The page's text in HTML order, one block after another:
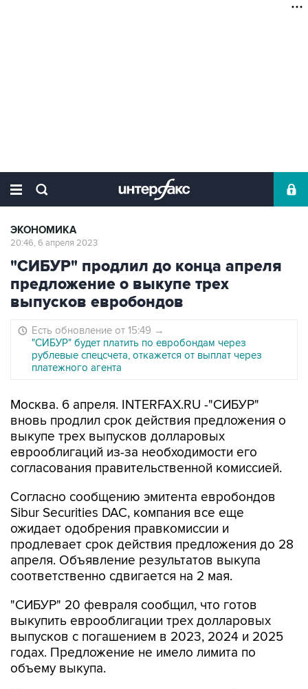
ЭКОНОМИКА
20:46, 6 апреля 2023
"СИБУР" продлил до конца апреля
предложение о выкупе трех
выпусков евробондов
Есть обновление от 15:49 →
"СИБУР" будет платить по евробондам через
рублевые спецсчета, откажется от выплат через
платежного агента
Москва. 6 апреля. INTERFAX.RU -"СИБУР"
вновь продлил срок действия предложения о
выкупе трех выпусков долларовых
еврооблигаций из-за необходимости его
согласования правительственной комиссией.
Согласно сообщению эмитента евробондов
Sibur Securities DAC, компания все еще
ожидает одобрения правкомиссии и
продлевает срок действия предложения до 28
апреля. Объявление результатов выкупа
соответственно сдвигается на 2 мая.
"СИБУР" 20 февраля сообщил, что готов
выкупить еврооблигации трех долларовых
выпусков с погашением в 2023, 2024 и 2025
годах. Предложение не имело лимита по
объему выкупа.